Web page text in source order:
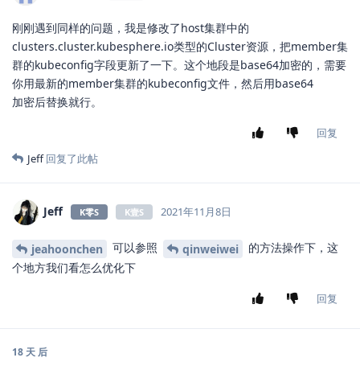
刚刚遇到同样的问题，我是修改了host集群中的
clusters.cluster.kubesphere.io类型的Cluster资源，把member集
群的kubeconfig字段更新了一下。这个地段是base64加密的，需要
你用最新的member集群的kubeconfig文件，然后用base64
加密后替换就行。
回复
Jeff回复了此帖
Jeff K零S K壹S 2021年11月8日
jeahoonchen 可以参照 qinweiwei
的方法操作下，这
个地方我们看怎么优化下
回复
18 天 后